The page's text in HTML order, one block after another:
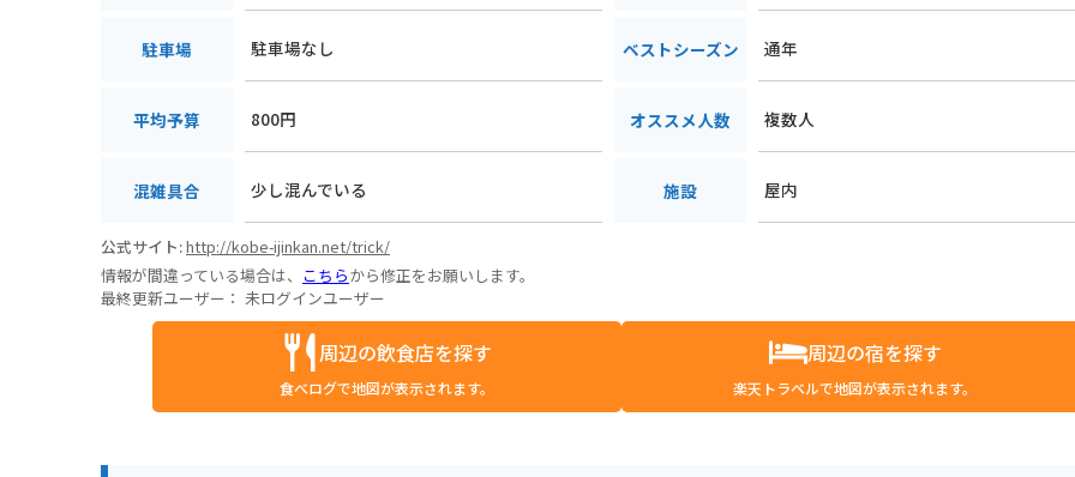
駐車場 駐車場なし ベストシーズン 通年
平均予算 800円 オススメ人数 複数人
混雑具合 少し混んでいる 施設 屋内
公式サイト:http://kobe-ijinkan.net/trick/
情報が間違っている場合は、 こちらから修正をお願いします。
最終更新ユーザー： 未ログインユーザー
周辺の飲食店を探す
食べログで地図が表示されます。
周辺の宿を探す
楽天トラベルで地図が表示されます。